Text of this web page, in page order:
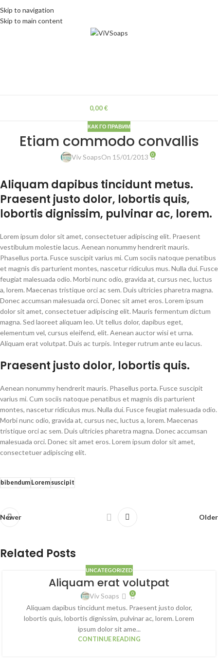
Skip to navigation
Skip to main content
0,00€
КАК ГО ПРАВИМ
Etiam commodo convallis
Viv SoapsOn 15/01/2013 0
Aliquam dapibus tincidunt metus.
Praesent justo dolor, lobortis quis,
lobortis dignissim, pulvinar ac, lorem.
Lorem ipsum dolor sit amet, consectetuer adipiscing elit. Praesent
vestibulum molestie lacus. Aenean nonummy hendrerit mauris.
Phasellus porta. Fusce suscipit varius mi. Cum sociis natoque penatibus
et magnis dis parturient montes, nascetur ridiculus mus. Nulla dui. Fusce
feugiat malesuada odio. Morbi nunc odio, gravida at, cursus nec, luctus
a, lorem. Maecenas tristique orci ac sem. Duis ultricies pharetra magna.
Donec accumsan malesuada orci. Donec sit amet eros. Lorem ipsum
dolor sit amet, consectetuer adipiscing elit. Mauris fermentum dictum
magna. Sed laoreet aliquam leo. Ut tellus dolor, dapibus eget,
elementum vel, cursus eleifend, elit. Aenean auctor wisi et urna.
Aliquam erat volutpat. Duis ac turpis. Integer rutrum ante eu lacus.
Praesent justo dolor, lobortis quis.
Aenean nonummy hendrerit mauris. Phasellus porta. Fusce suscipit
varius mi. Cum sociis natoque penatibus et magnis dis parturient
montes, nascetur ridiculus mus. Nulla dui. Fusce feugiat malesuada odio.
Morbi nunc odio, gravida at, cursus nec, luctus a, lorem. Maecenas
tristique orci ac sem. Duis ultricies pharetra magna. Donec accumsan
malesuada orci. Donec sit amet eros. Lorem ipsum dolor sit amet,
consectetuer adipiscing elit.
bibendumLoremsuscipit
Newer Older
Related Posts
UNCATEGORIZED
Aliquam erat volutpat
Viv Soaps 0
Aliquam dapibus tincidunt metus. Praesent justo dolor,
lobortis quis, lobortis dignissim, pulvinar ac, lorem. Lorem
ipsum dolor sit ame...
CONTINUE READING